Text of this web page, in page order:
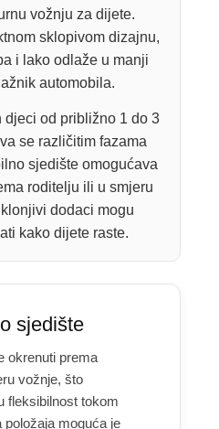
vožnju za dijete.
sklopivom dizajnu,
i lako odlaže u manji
automobila.
djeci od približno 1 do 3
se različitim fazama
sjedište omogućava
roditelju ili u smjeru
dodaci mogu
kako dijete raste.
sjedište
okrenuti prema
vožnje, što
fleksibilnost tokom
položaja moguća je